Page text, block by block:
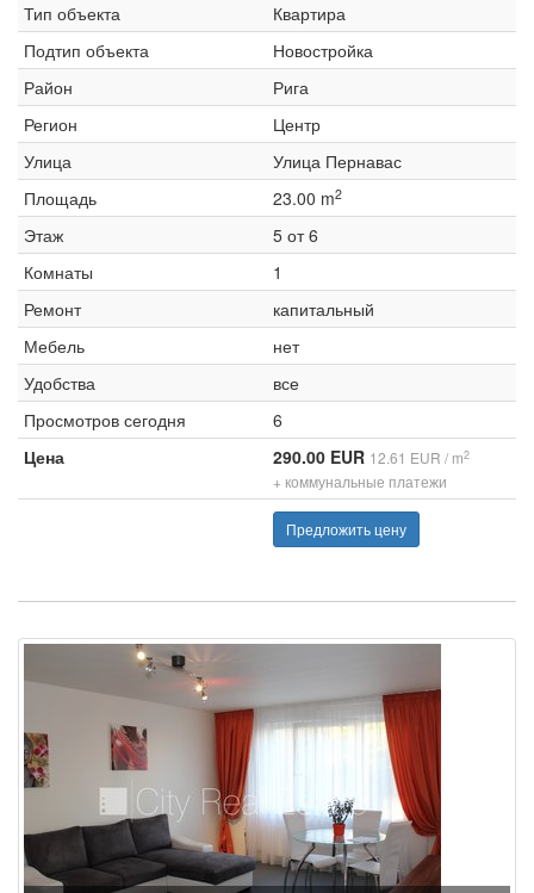
Тип объекта
Квартира
Подтип объекта
Новостройка
Район
Рига
Регион
Центр
Улица
Улица Пернавас
Площадь
23.00 m2
Этаж
5 от 6
Комнаты
1
Ремонт
капитальный
Мебель
нет
Удобства
все
Просмотров сегодня
6
Цена
290.00 EUR 12.61 EUR / m2
+ коммунальные платежи
Предложить цену